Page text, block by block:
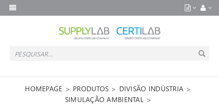
HOMEPAGE > PRODUTOS > DIVISÃO INDÚSTRIA >
SIMULAÇÃO AMBIENTAL >